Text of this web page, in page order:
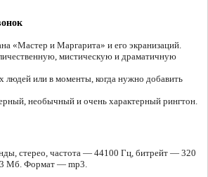
«Мастер и Маргарита» и его экранизаций.
мистическую и драматичную
людей или в моменты, когда нужно добавить
необычный и очень характерный рингтон.
стерео, частота — 44100 Гц, битрейт — 320
Мб. Формат — mp3.